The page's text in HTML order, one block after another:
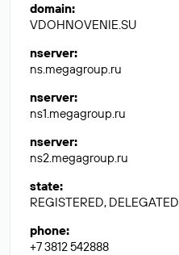
domain:
VDOHNOVENIE.SU
nserver:
ns.megagroup.ru
nserver:
ns1.megagroup.ru
nserver:
ns2.megagroup.ru
state:
REGISTERED, DELEGATED
phone:
+7 3812 542888